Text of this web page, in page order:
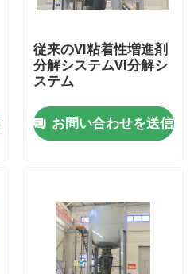
従来のVI粘着性増進剤
分解システムVI分解シ
ステム
お問い合わせを送信